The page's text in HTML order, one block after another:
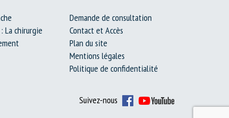
La chirurgie
Demande de consultation
Contact et Accès
Plan du site
Mentions légales
Politique de confidentialité
Suivez-nous